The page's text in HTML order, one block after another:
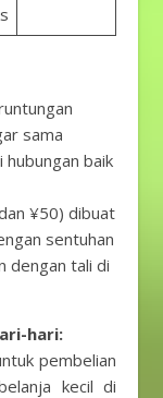
sama
hubungan baik
¥50) dibuat
sentuhan
dengan tali di
hari:
pembelian
kecil di